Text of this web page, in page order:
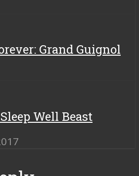
Grand Guignol
Well Beast